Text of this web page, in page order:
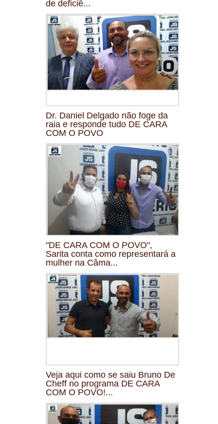
de deficiê...
Dr. Daniel Delgado não foge da
raia e responde tudo DE CARA
COM O POVO
"DE CARA COM O POVO",
Sarita conta como representará a
mulher na Câma...
Veja aqui como se saiu Bruno De
Cheff no programa DE CARA
COM O POVO!...